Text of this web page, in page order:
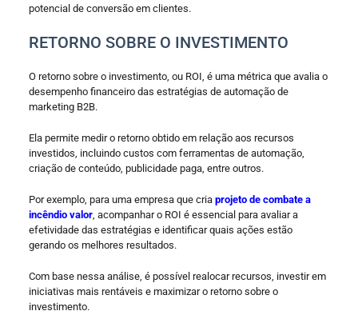
potencial de conversão em clientes.
RETORNO SOBRE O INVESTIMENTO
O retorno sobre o investimento, ou ROI, é uma métrica que avalia o
desempenho financeiro das estratégias de automação de
marketing B2B.
Ela permite medir o retorno obtido em relação aos recursos
investidos, incluindo custos com ferramentas de automação,
criação de conteúdo, publicidade paga, entre outros.
Por exemplo, para uma empresa que cria projeto de combate a
incêndio valor, acompanhar o ROI é essencial para avaliar a
efetividade das estratégias e identificar quais ações estão
gerando os melhores resultados.
Com base nessa análise, é possível realocar recursos, investir em
iniciativas mais rentáveis e maximizar o retorno sobre o
investimento.